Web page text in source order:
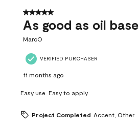
5 out of 5 stars.
As good as oil base
MarcO
VERIFIED PURCHASER
11 months ago
Easy use. Easy to apply.
Project Completed Accent, Other